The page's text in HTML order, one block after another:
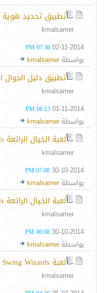
تطبيق تحديد هوية
kmalsamer
02-11-2014
07:36 PM
بواسطةkmalsamer
تطبيق دليل
kmalsamer
01-11-2014
06:13 PM
بواسطةkmalsamer
لعبة الخيال الرائعة Swing Wizards
kmalsamer
30-10-2014
07:08 PM
بواسطةkmalsamer
لعبة الخيال الرائعة Swing Wizards
kmalsamer
30-10-2014
06:08 PM
بواسطةkmalsamer
لعبة Swing Wizards
kmalsamer